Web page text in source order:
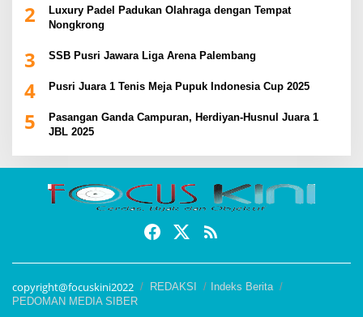
2
Luxury Padel Padukan Olahraga dengan Tempat
Nongkrong
3 SSB Pusri Jawara Liga Arena Palembang
4 Pusri Juara 1 Tenis Meja Pupuk Indonesia Cup 2025
5
Pasangan Ganda Campuran, Herdiyan-Husnul Juara 1
JBL 2025
copyright@focuskini2022 REDAKSI
Indeks Berita
PEDOMAN MEDIA SIBER